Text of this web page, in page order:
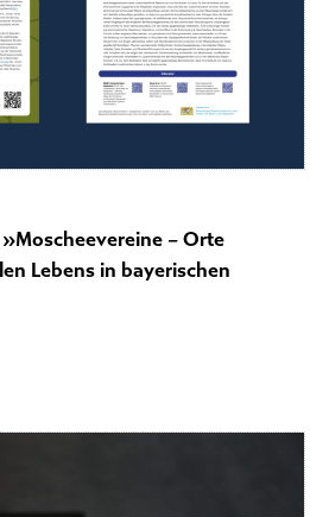
– Orte
Lebens in bayerischen